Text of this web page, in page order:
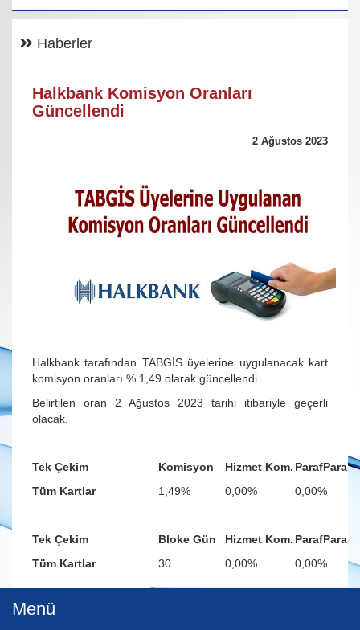
Haberler
Halkbank Komisyon Oranları
Güncellendi
2 Ağustos 2023
Halkbank tarafından TABGİS üyelerine uygulanacak kart
komisyon oranları % 1,49 olarak güncellendi.
Belirtilen oran 2 Ağustos 2023 tarihi itibariyle geçerli
olacak.
Tek Çekim Komisyon Hizmet Kom. ParafPara
Tüm Kartlar
1,49% 0,00% 0,00%
Tek Çekim Bloke Gün Hizmet Kom. ParafPara
Tüm Kartlar
30 0,00% 0,00%
Menü